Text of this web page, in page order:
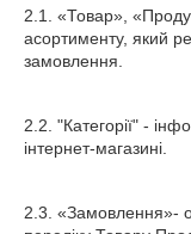
2.1. «Товар»,
асортименту, який
замовлення.
2.2. "Категорії" -
інтернет-магазині.
2.3. «Замовлення»-